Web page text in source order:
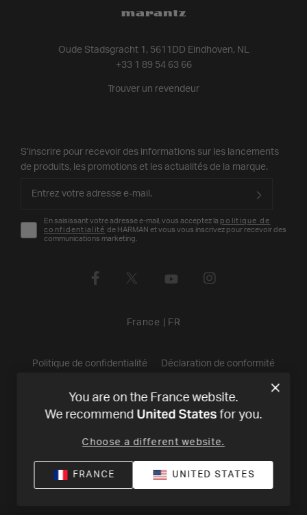
Oude Stadsgracht 1, 5611DD Eindhoven, NL
+33 1 89 54 63 66
Trouver un revendeur
S’inscrire pour recevoir des informations sur les lancements
de produits, les promotions et les actualités de la marque.
En saisissant votre adresse e-mail, vous acceptez la politique de
confidentialité de HARMAN et vous vous inscrivez pour recevoir des
communications marketing.
France FR
Politique de confidentialité Déclaration de conformité
Conditions de Vente ©2026 Harman International Industries,
Incorporated. All rights reserved.
You are on the France website.
We recommend United Statesfor you.
Choose a different website.
FRANCE UNITED STATES